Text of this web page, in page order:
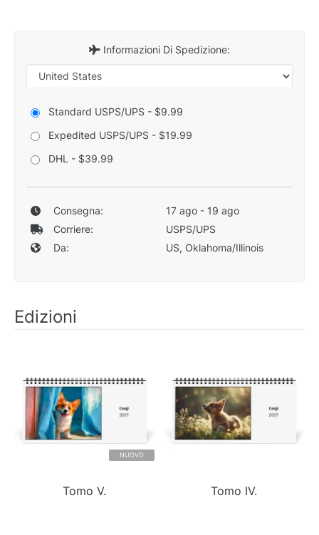
Informazioni Di Spedizione:
Standard USPS/UPS - $9.99
Expedited USPS/UPS - $19.99
DHL - $39.99
Consegna:
17 ago - 19 ago
Corriere:
USPS/UPS
Da:
US, Oklahoma/Illinois
Edizioni
NUOVO
Tomo V. Tomo IV.